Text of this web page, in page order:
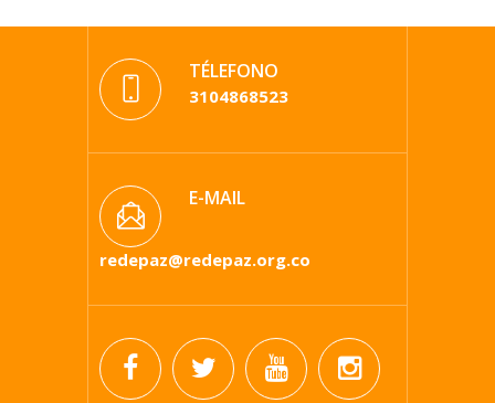
TÉLEFONO
3104868523
E-MAIL
redepaz@redepaz.org.co